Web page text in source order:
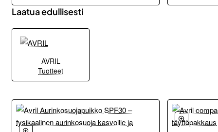
Laatua edullisesti
AVRIL
Tuotteet